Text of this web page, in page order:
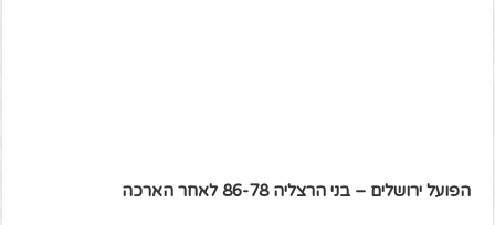
הפועל ירושלים – בני הרצליה 86-78 לאחר הארכה